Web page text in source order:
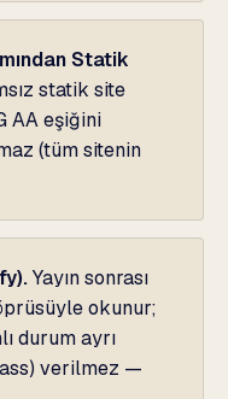
Statik
statik site
AA eşiğini
(tüm sitenin
Yayın sonrası
okunur;
durum ayrı
verilmez —